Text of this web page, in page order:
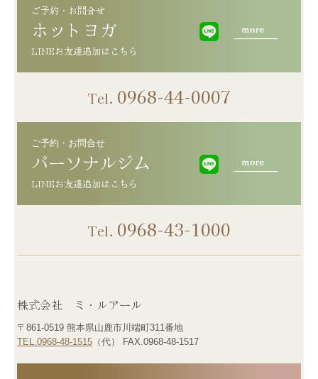
ご予約・お問合せ
LINEお友達追加はこちら
Tel. 0968-44-0007
ご予約・お問合せ
パーソナルジム
Tel. 0968-43-1000
株式会社 ミ・ルアール
〒861-0519 熊本県山鹿市川端町311番地
TEL.0968-48-1515 （代） FAX.0968-48-1517